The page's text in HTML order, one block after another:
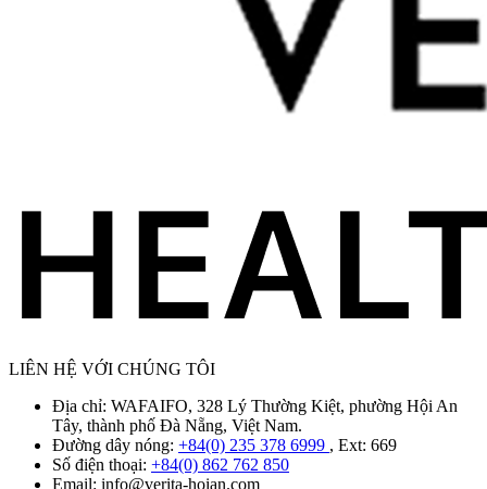
LIÊN HỆ VỚI CHÚNG TÔI
Địa chỉ: WAFAIFO, 328 Lý Thường Kiệt, phường Hội An
Tây, thành phố Đà Nẵng, Việt Nam.
Đường dây nóng: +84(0) 235 378 6999 , Ext: 669
Số điện thoại: +84(0) 862 762 850
Email: info@verita-hoian.com